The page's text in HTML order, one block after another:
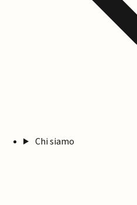
Chi siamo